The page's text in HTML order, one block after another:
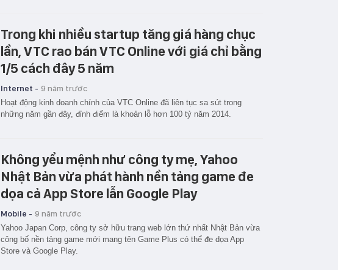
Trong khi nhiều startup tăng giá hàng chục
lần, VTC rao bán VTC Online với giá chỉ bằng
1/5 cách đây 5 năm
Internet - 9 năm trước
Hoạt động kinh doanh chính của VTC Online đã liên tục sa sút trong
những năm gần đây, đỉnh điểm là khoản lỗ hơn 100 tỷ năm 2014.
Không yểu mệnh như công ty mẹ, Yahoo
Nhật Bản vừa phát hành nền tảng game đe
dọa cả App Store lẫn Google Play
Mobile - 9 năm trước
Yahoo Japan Corp, công ty sở hữu trang web lớn thứ nhất Nhật Bản vừa
công bố nền tảng game mới mang tên Game Plus có thể đe dọa App
Store và Google Play.